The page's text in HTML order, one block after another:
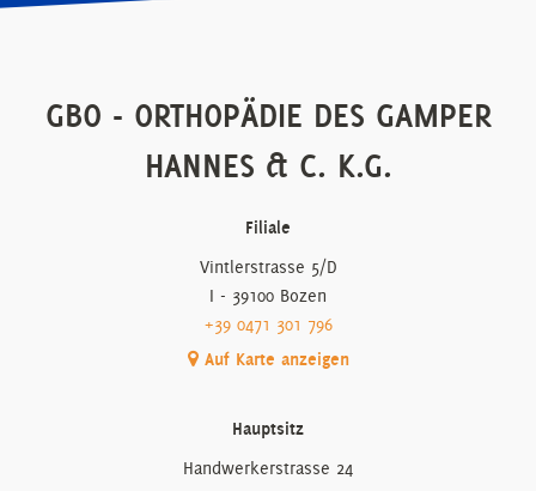
GBO - ORTHOPÄDIE DES GAMPER
HANNES & C. K.G.
Filiale
Vintlerstrasse 5/D
I - 39100 Bozen
+39 0471 301 796
Auf Karte anzeigen
Hauptsitz
Handwerkerstrasse 24